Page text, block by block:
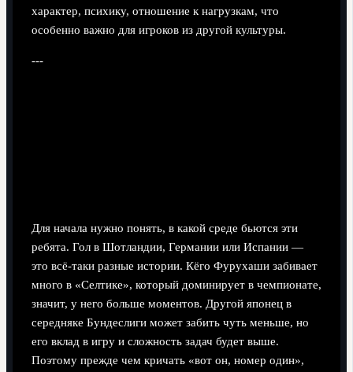
характер, психику, отношение к нагрузкам, что
особенно важно для игроков из другой культуры.
---
Для начала нужно понять, в какой среде бьются эти
ребята. Гол в Шотландии, Германии или Испании —
это всё-таки разные истории. Кёго Фурухаши забивает
много в «Селтике», который доминирует в чемпионате,
значит, у него больше моментов. Другой японец в
середняке Бундеслиги может забить чуть меньше, но
его вклад в игру и сложность задач будет выше.
Поэтому прежде чем кричать «вот он, номер один»,